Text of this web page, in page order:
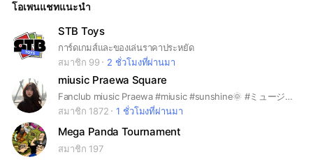
โอเพนแชทแนะนำ
STB Toys
การ์ดเกมส์และของเล่นราคาประหยัด
สมาชิก 99
2 ชั่วโมงที่ผ่านมา
miusic Praewa Square
Fanclub miusic Praewa #miusic #sunshine🌞 #ミュージック #มิวสิค #หมานุ่ม #หมูนุ่ม คนรักน้องมิวสิคเข้ามาคุยกันได้นะ~
สมาชิก 1872
1 ชั่วโมงที่ผ่านมา
Mega Panda Tournament
สมาชิก 197